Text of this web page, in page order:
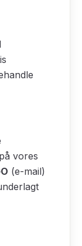
vores
(e-mail)